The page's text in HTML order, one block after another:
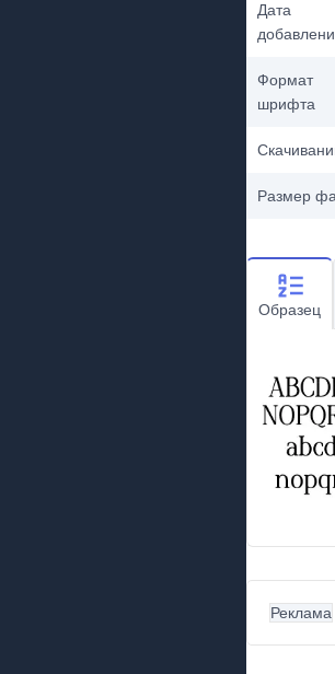
Дата
Формат
шрифта
Размер
Образец
Реклама